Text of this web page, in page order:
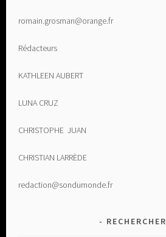
romain.grosman@orange.fr
Rédacteurs
KATHLEEN AUBERT
LUNA CRUZ
CHRISTOPHE JUAN
CHRISTIAN LARRÈDE
redaction@sondumonde.fr
RECHERCHER